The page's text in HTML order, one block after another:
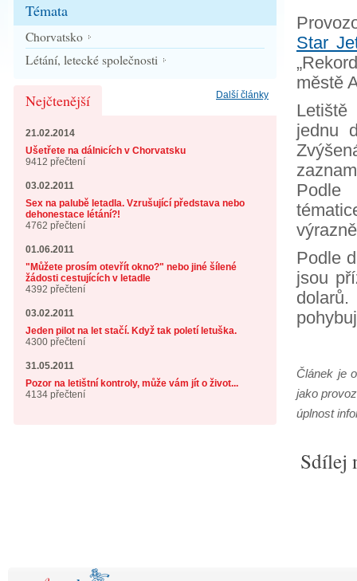
Témata
Chorvatsko
Létání, letecké společnosti
Další články
Nejčtenější
21.02.2014
Ušetřete na dálnicích v Chorvatsku
9412 přečtení
03.02.2011
Sex na palubě letadla. Vzrušující představa nebo
dehonestace létání?!
4762 přečtení
01.06.2011
"Můžete prosím otevřít okno?" nebo jiné šílené
žádosti cestujících v letadle
4392 přečtení
03.02.2011
Jeden pilot na let stačí. Když tak poletí letuška.
4300 přečtení
31.05.2011
Pozor na letištní kontroly, může vám jít o život...
4134 přečtení
Star
městě
Letiště
jednu
Podle
Podle
jsou
Článek je
jako
úplnost
Sdílej